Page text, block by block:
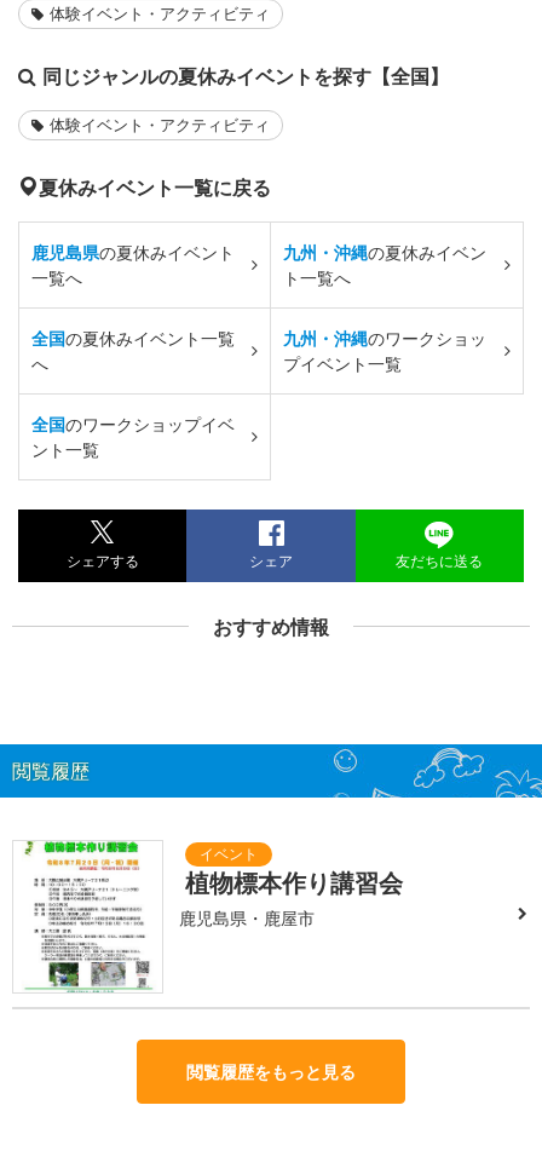
体験イベント・アクティビティ
同じジャンルの夏休みイベントを探す【全国】
体験イベント・アクティビティ
夏休みイベント一覧に戻る
鹿児島県の夏休みイベント
一覧へ
九州・沖縄の夏休みイベン
ト一覧へ
全国の夏休みイベント一覧
へ
九州・沖縄のワークショッ
プイベント一覧
全国のワークショップイベ
ント一覧
シェアする シェア 友だちに送る
おすすめ情報
閲覧履歴
植物標本作り講習会
鹿児島県・鹿屋市
閲覧履歴をもっと見る